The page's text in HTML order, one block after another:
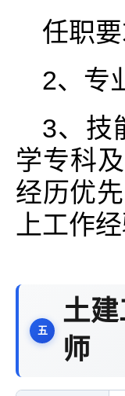
任职
2、专
3、技
学专科
经历优
上工作
土
师